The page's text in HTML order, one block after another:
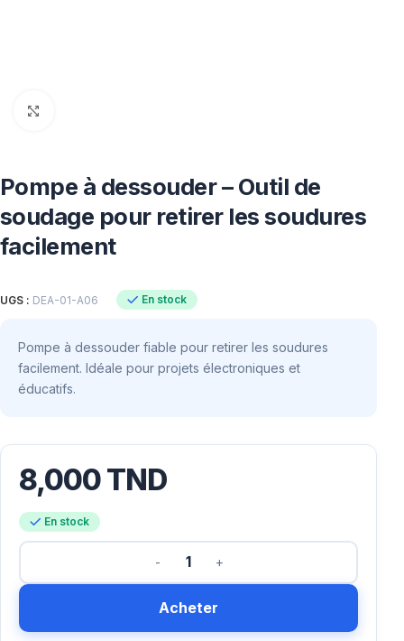
Pompe à dessouder – Outil de
soudage pour retirer les soudures
facilement
UGS : DEA-01-A06 En stock
Pompe à dessouder fiable pour retirer les soudures
facilement. Idéale pour projets électroniques et
éducatifs.
8,000TND
En stock
Acheter